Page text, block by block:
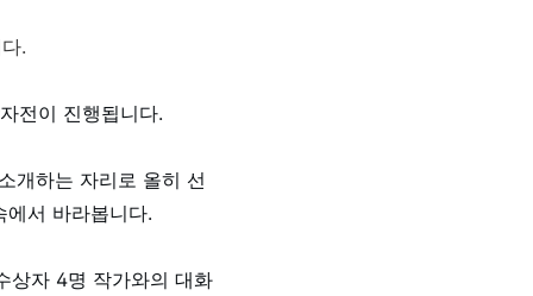
.
전이 진행됩니다.
개하는 자리로 올히 선
서 바라봅니다.
상자 4명 작가와의 대화